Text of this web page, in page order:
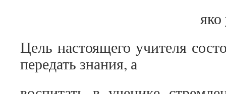
Цель настоящего учителя
передать знания, а